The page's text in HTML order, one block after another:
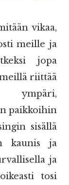
vikaa,
meille ja
jopa
riittää
ympäri,
paikkoihin
sisällä
kaunis ja
ja
tosi